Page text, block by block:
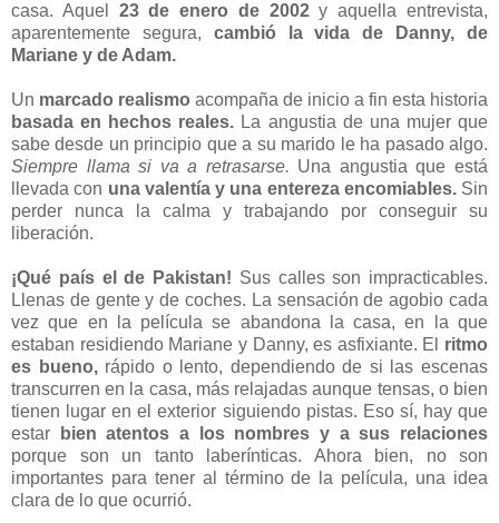
casa. Aquel 23 de enero de 2002y aquella entrevista,
aparentemente segura, cambió la vida de Danny, de
Mariane y de Adam.
Un marcado realismo acompaña de inicio a fin esta historia
basada en hechos reales. La angustia de una mujer que
sabe desde un principio que a su marido le ha pasado algo.
Siempre llama si va a retrasarse. Una angustia que está
llevada con una valentía y una entereza encomiables. Sin
perder nunca la calma y trabajando por conseguir su
liberación.
¡Qué país el de Pakistan! Sus calles son impracticables.
Llenas de gente y de coches. La sensación de agobio cada
vez que en la película se abandona la casa, en la que
estaban residiendo Mariane y Danny, es asfixiante. El ritmo
es bueno,rápido o lento, dependiendo de si las escenas
transcurren en la casa, más relajadas aunque tensas, o bien
tienen lugar en el exterior siguiendo pistas. Eso sí, hay que
estar
bien atentos a los nombres y a sus relaciones
porque son un tanto laberínticas. Ahora bien, no son
importantes para tener al término de la película, una idea
clara de lo que ocurrió.